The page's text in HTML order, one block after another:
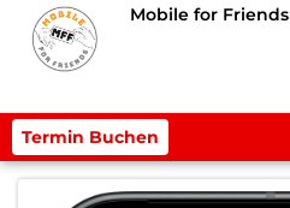
Mobile for Friends
Termin Buchen